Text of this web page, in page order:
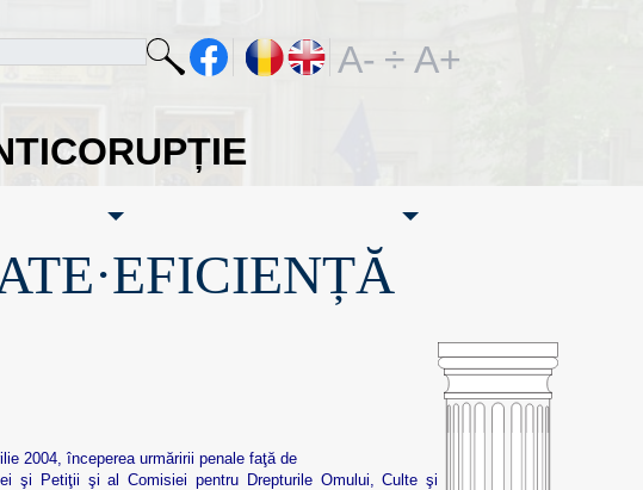
A- ÷ A+
începerea urmăririi penale faţă de
şi Petiţii şi al Comisiei pentru Drepturile Omului, Culte şi